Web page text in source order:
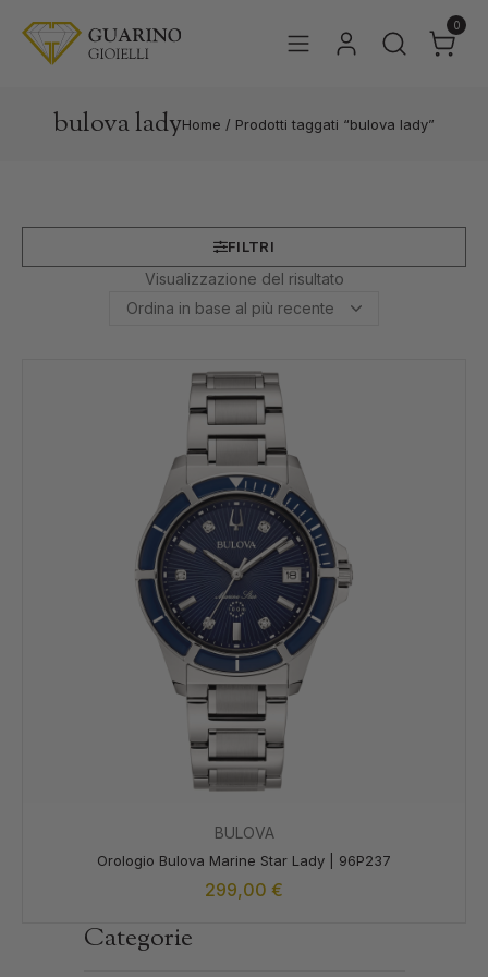
0
bulova ladyHome / Prodotti taggati “bulova lady”
FILTRI
Visualizzazione del risultato
BULOVA
Orologio Bulova Marine Star Lady | 96P237
299,00 €
Categorie